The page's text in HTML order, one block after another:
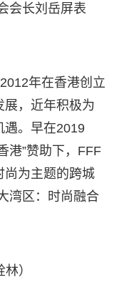
会长刘岳屏表
年在香港创立
展，近年积极为
遇。早在2019
港”赞助下，FFF
尚为主题的跨城
湾区：时尚融合
）